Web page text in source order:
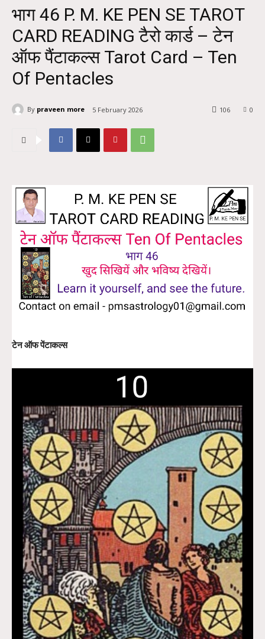
भाग 46 P. M. KE PEN SE TAROT
CARD READING टैरो कार्ड – टेन
ऑफ पैंटाकल्स Tarot Card – Ten
Of Pentacles
By praveen more 5 February 2026 0
106
टेन ऑफ पेंटाकल्स